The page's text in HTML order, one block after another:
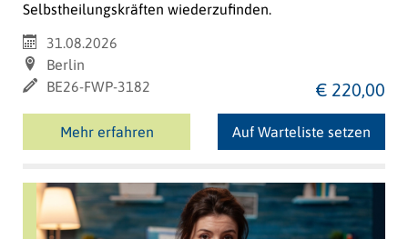
Selbstheilungskräften wiederzufinden.
31.08.2026
Berlin
BE26-FWP-3182
€ 220,00
Mehr erfahren Auf Warteliste setzen